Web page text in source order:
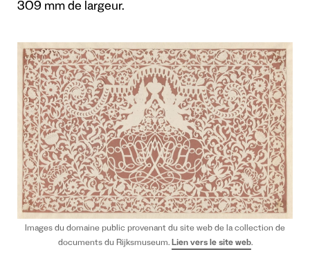
309 mm de largeur.
Images du domaine public provenant du site web de la collection de
documents du Rijksmuseum. Lien vers le site web.